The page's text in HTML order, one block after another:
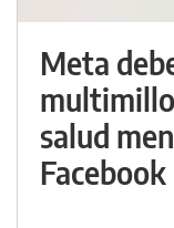
Meta
salud